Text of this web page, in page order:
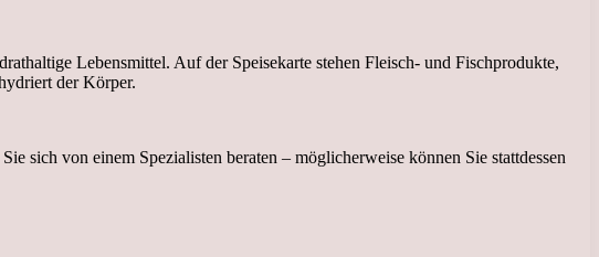
Lebensmittel. Auf der Speisekarte stehen Fleisch- und Fischprodukte,
der Körper.
sich von einem Spezialisten beraten – möglicherweise können Sie stattdessen